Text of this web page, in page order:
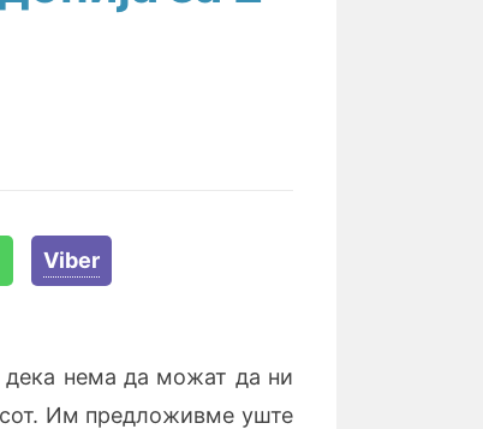
Viber
дека нема да можат да ни
Им предложивме уште